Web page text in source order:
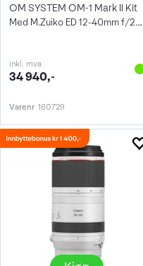
OM SYSTEM OM-1 Mark II Kit
Med M.Zuiko ED 12-40mm f/2.8 Pro II
inkl. mva
34 940,-
Varenr 160729